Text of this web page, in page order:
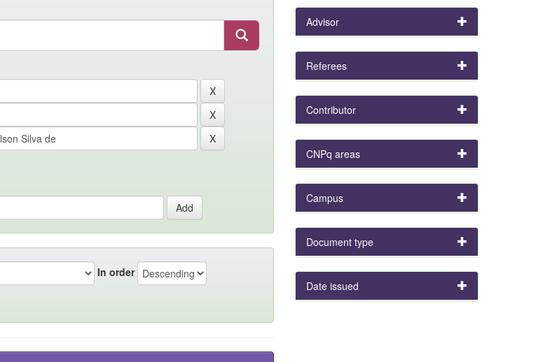
In order
Advisor
Referees
Contributor
CNPq areas
Campus
Document type
Date issued